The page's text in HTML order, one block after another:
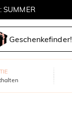
SUMMER
Geschenkefinder!